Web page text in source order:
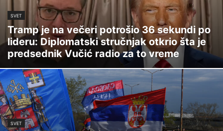
SVET
Tramp je na večeri potrošio 36 sekundi po
lideru: Diplomatski stručnjak otkrio šta je
predsednik Vučić radio za to vreme
SVET